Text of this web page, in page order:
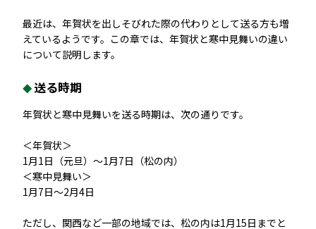
最近は、年賀状を出しそびれた際の代わりとして送る方も増
えているようです。この章では、年賀状と寒中見舞いの違い
について説明します。
送る時期
年賀状と寒中見舞いを送る時期は、次の通りです。
＜年賀状＞
1月1日（元旦）～1月7日（松の内）
＜寒中見舞い＞
1月7日～2月4日
ただし、関西など一部の地域では、松の内は1月15日までと